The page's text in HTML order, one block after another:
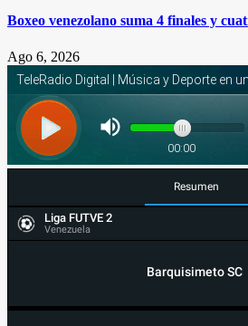
Boxeo venezolano suma 4 finales y
Ago 6, 2026
Resumen
Liga FUTVE 2
Venezuela
Barquisimeto SC